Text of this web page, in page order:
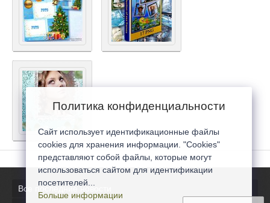
Все последние новости
Политика конфиденциальности
Сайт использует идентификационные файлы
cookies для хранения информации. "Cookies"
представляют собой файлы, которые могут
использоваться сайтом для идентификации
посетителей...
Больше информации